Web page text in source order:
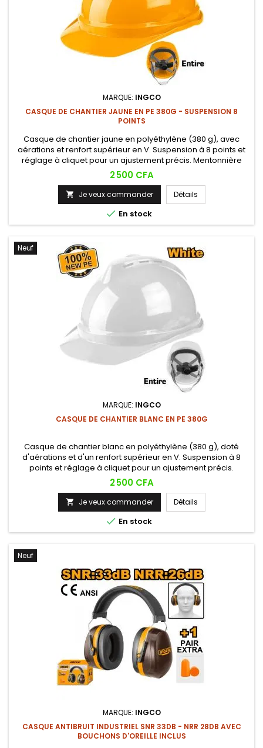
MARQUE: INGCO
CASQUE DE CHANTIER JAUNE EN PE 380G - SUSPENSION 8
POINTS
Casque de chantier jaune en polyéthylène (380 g), avec
aérations et renfort supérieur en V. Suspension à 8 points et
réglage à cliquet pour un ajustement précis. Mentonnière
incluse.
Prix
2 500 CFA
 Je veux commander Détails
 En stock
Neuf
MARQUE: INGCO
CASQUE DE CHANTIER BLANC EN PE 380G
Casque de chantier blanc en polyéthylène (380 g), doté
d'aérations et d'un renfort supérieur en V. Suspension à 8
points et réglage à cliquet pour un ajustement précis.
Mentonnière incluse pour un maintien optimal.
Prix
2 500 CFA
 Je veux commander Détails
 En stock
Neuf
MARQUE: INGCO
CASQUE ANTIBRUIT INDUSTRIEL SNR 33DB - NRR 28DB AVEC
BOUCHONS D'OREILLE INCLUS